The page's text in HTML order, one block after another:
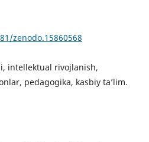
zenodo.15860568
intellektual rivojlanish,
pedagogika, kasbiy ta’lim.